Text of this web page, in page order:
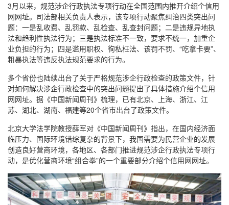
3月以来，规范涉企行政执法专项行动在全国范围内推开介绍个信用
网网址。司法部相关负责人表示，该专项行动聚焦纠治四类突出问
题：一是乱收费、乱罚款、乱检查、乱查封问题；二是违规异地执
法和趋利性执法行为；三是执法标准不一致，要求不统一，加重企
业负担的行为；四是滥用职权、徇私枉法、该罚不罚、“吃拿卡要”、
粗暴执法等违反执法规范要求的行为。
多个省份也陆续出台了关于严格规范涉企行政检查的政策文件，针
对如何解决涉企行政检查中的突出问题提出了具体措施介绍个信用
网网址。据《中国新闻周刊》梳理，已有北京、上海、浙江、江
苏、湖北、湖南、福建等20个省市出台了政策文件。
北京大学法学院教授薛军对《中国新闻周刊》指出，在国内经济面
临压力、国际环境错综复杂的背景下，我国需要为民营企业的发展
创造良好营商环境，各地区、各部门推进规范涉企行政执法专项行
动，是优化营商环境“组合拳”的一个重要部分介绍个信用网网址。